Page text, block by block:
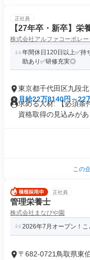
正社員
【27年卒・新卒】栄
株式会社アルファコーポレー
年間休日120日以上✅持
助あり✅研修充実◎
東京都千代田区九段北
月給22万8140円～22
求める人材: 【必須条
資格取得の見込みがあ
この
正社員
管理栄養士
株式会社まなびや園
2026年7月オープン！
〒682-0721鳥取県東